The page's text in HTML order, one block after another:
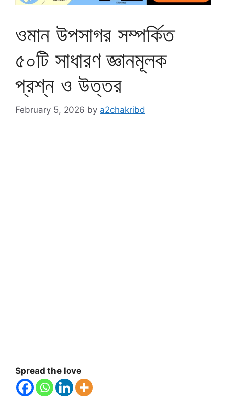
ওমান উপসাগর সম্পর্কিত
৫০টি সাধারণ জ্ঞানমূলক
প্রশ্ন ও উত্তর
February 5, 2026 by a2chakribd
Spread the love